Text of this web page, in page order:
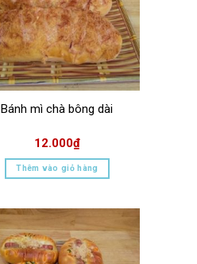
Bánh mì chà bông dài
12.000₫
Thêm vào giỏ hàng